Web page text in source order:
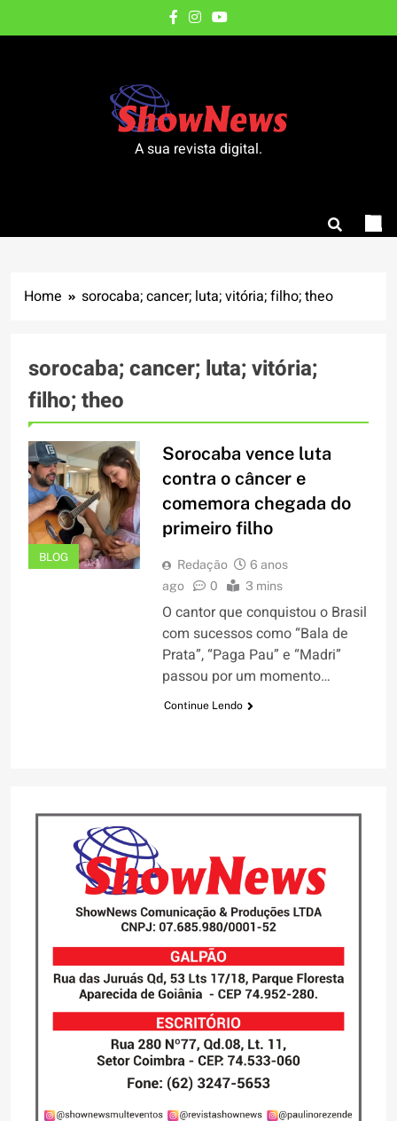
to
A sua revista digital.
Home sorocaba; cancer; luta; vitória; filho; theo
sorocaba; cancer; luta; vitória;
filho; theo
BLOG
Sorocaba vence luta
contra o câncer e
comemora chegada do
primeiro filho
Redação
6 anos
ago
0 3 mins
O cantor que conquistou o Brasil
com sucessos como “Bala de
Prata”, “Paga Pau” e “Madri”
passou por um momento…
Continue Lendo